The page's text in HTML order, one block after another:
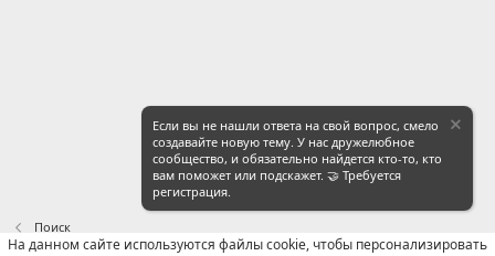
Поиск
Если вы не нашли ответа на свой вопрос, смело
создавайте новую тему. У нас дружелюбное
сообщество, и обязательно найдется кто-то, кто
вам поможет или подскажет. 🤝 Требуется
регистрация.
На данном сайте используются файлы cookie, чтобы персонализировать